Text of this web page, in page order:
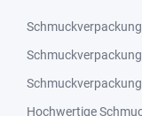
Hochwertige